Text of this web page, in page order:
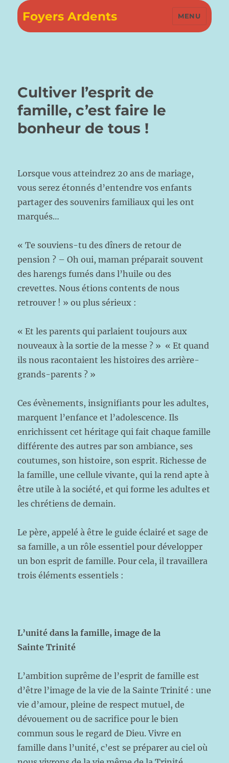
Foyers Ardents MENU
Cultiver l’esprit de
famille, c’est faire le
bonheur de tous !
Lorsque vous atteindrez 20 ans de mariage,
vous serez étonnés d’entendre vos enfants
partager des souvenirs familiaux qui les ont
marqués…
« Te souviens-tu des dîners de retour de
pension ? – Oh oui, maman préparait souvent
des harengs fumés dans l’huile ou des
crevettes. Nous étions contents de nous
retrouver ! » ou plus sérieux :
« Et les parents qui parlaient toujours aux
nouveaux à la sortie de la messe ? » « Et quand
ils nous racontaient les histoires des arrière-
grands-parents ? »
Ces évènements, insignifiants pour les adultes,
marquent l’enfance et l’adolescence. Ils
enrichissent cet héritage qui fait chaque famille
différente des autres par son ambiance, ses
coutumes, son histoire, son esprit. Richesse de
la famille, une cellule vivante, qui la rend apte à
être utile à la société, et qui forme les adultes et
les chrétiens de demain.
Le père, appelé à être le guide éclairé et sage de
sa famille, a un rôle essentiel pour développer
un bon esprit de famille. Pour cela, il travaillera
trois éléments essentiels :
L’unité dans la famille, image de la
Sainte Trinité
L’ambition suprême de l’esprit de famille est
d’être l’image de la vie de la Sainte Trinité : une
vie d’amour, pleine de respect mutuel, de
dévouement ou de sacrifice pour le bien
commun sous le regard de Dieu. Vivre en
famille dans l’unité, c’est se préparer au ciel où